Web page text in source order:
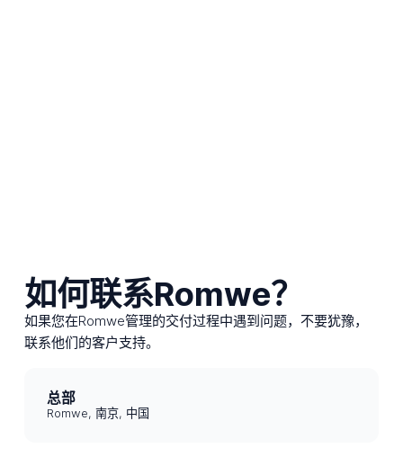
如何联系Romwe？
如果您在Romwe管理的交付过程中遇到问题，不要犹豫，
联系他们的客户支持。
总部
Romwe, 南京, 中国